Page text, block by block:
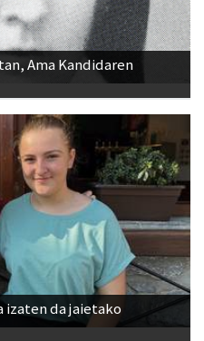
Ama Kandidaren
da jaietako